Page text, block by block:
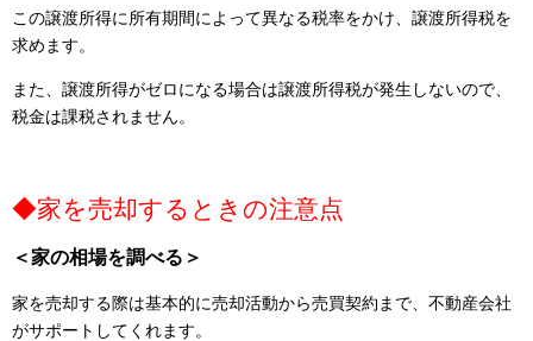
この譲渡所得に所有期間によって異なる税率をかけ、譲渡所得税を
求めます。
また、譲渡所得がゼロになる場合は譲渡所得税が発生しないので、
税金は課税されません。
◆家を売却するときの注意点
＜家の相場を調べる＞
家を売却する際は基本的に売却活動から売買契約まで、不動産会社
がサポートしてくれます。